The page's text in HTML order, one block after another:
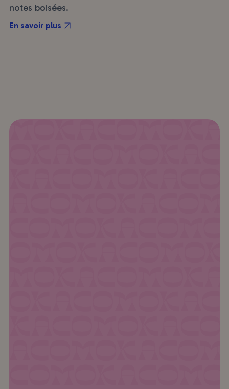
notes boisées.
En savoir plus